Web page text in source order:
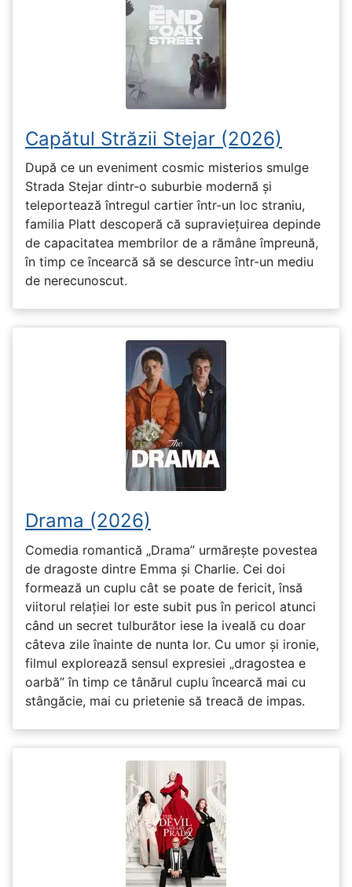
Capătul Străzii Stejar (2026)
După ce un eveniment cosmic misterios smulge
Strada Stejar dintr-o suburbie modernă și
teleportează întregul cartier într-un loc straniu,
familia Platt descoperă că supraviețuirea depinde
de capacitatea membrilor de a rămâne împreună,
în timp ce încearcă să se descurce într-un mediu
de nerecunoscut.
Drama (2026)
Comedia romantică „Drama” urmărește povestea
de dragoste dintre Emma și Charlie. Cei doi
formează un cuplu cât se poate de fericit, însă
viitorul relației lor este subit pus în pericol atunci
când un secret tulburător iese la iveală cu doar
câteva zile înainte de nunta lor. Cu umor și ironie,
filmul explorează sensul expresiei „dragostea e
oarbă” în timp ce tânărul cuplu încearcă mai cu
stângăcie, mai cu prietenie să treacă de impas.